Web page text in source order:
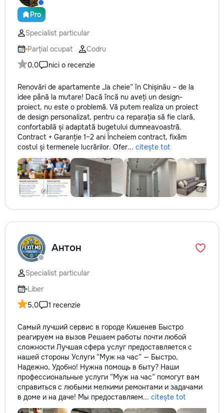
reparație veți rămâne cu schema
comunicațiilor ascunse și
fotografiile tuturor etapelor
importante. Curățenie
profesională Predăm
apartamentul complet pregătit
pentru locuit – curat, fără praf și
Prețuri orientative pentru
materiale: Prețurile depind de țara
producătorului, brand, colecție și
categoria produsului. Gresie
porțelanată – de la 350–800+
lei/m² Laminat – de la 180–450+
lei/m² Materiale pentru lucrări
brute – de la 1 500–2 500 lei/m²
de apartament Uși interioare – de
la 2 500–7 000+ lei/set Tavan
extensibil – de la 120–200 lei/m²
Calitatea noastră – confortul
de proiectul de design, cu atenție
la fiecare detaliu. Contactați-ne
pentru o consultație gratuită și un
deviz fără obligații: 069 376 542
+373 603 31 178 Viber | WhatsApp
| Telegram Disponibili zilnic pentru
consultații și programări. Deviz
gratuit Consultanță profesională
Soluții pentru orice buget
responsabilitate. Transformăm
ideile în locuințe confortabile,
moderne și funcționale! Calitatea
noastră – liniștea și confortul
dumneavoastră!
Pro
Specialist particular
Parțial ocupat
Codru
0,0
nici o recenzie
Renovări de apartamente „la cheie” în Chișinău – de la
idee până la mutare! Dacă încă nu aveți un design-
proiect, nu este o problemă. Vă putem realiza un proiect
de design personalizat, pentru ca reparația să fie clară,
confortabilă și adaptată bugetului dumneavoastră.
Contract + Garanție 1–2 ani Încheiem contract, fixăm
costul și termenele lucrărilor. Ofer... citește tot
Антон
Specialist particular
Liber
5,0
1 recenzie
Самый лучший сервис в городе Кишенев Быстро
реагируем на вызов Решаем работы почти любой
сложности Лучшая сфера услуг предоставляется с
нашей стороны Услуги “Муж на час” — Быстро,
Надежно, Удобно! Нужна помощь в быту? Наши
профессиональные услуги “Муж на час” помогут вам
справиться с любыми мелкими ремонтами и задачами
в доме и на даче! Мы предоставляем... citește tot